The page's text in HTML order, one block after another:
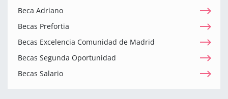
Beca Adriano
Becas Prefortia
Becas Excelencia Comunidad de Madrid
Becas Segunda Oportunidad
Becas Salario